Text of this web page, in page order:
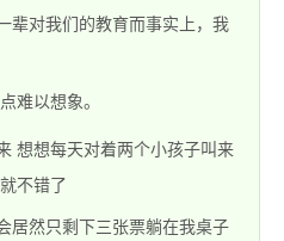
辈对我们的教育而事实上，我
难以想象。
想想每天对着两个小孩子叫来
不错了
居然只剩下三张票躺在我桌子